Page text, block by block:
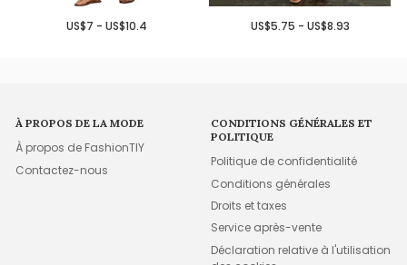
US$7 - US$10.4 US$5.75 - US$8.93
À PROPOS DE LA MODE
À propos de FashionTIY
Contactez-nous
CONDITIONS GÉNÉRALES ET
POLITIQUE
Politique de confidentialité
Conditions générales
Droits et taxes
Service après-vente
Déclaration relative à l'utilisation